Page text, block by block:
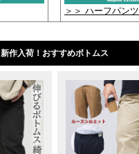
＞＞ ハーフパンツ
新作入荷！おすすめボトムス